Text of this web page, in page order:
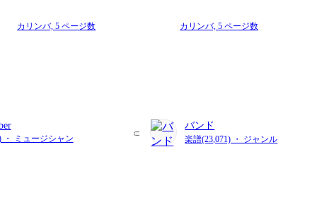
カリンバ,5 ページ数 カリンバ,5 ページ数
・ ミュージシャン
バンド
楽譜(23,071) ・ ジャンル